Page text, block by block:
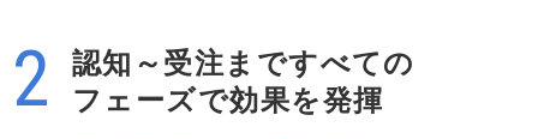
認知～受注まですべての
フェーズで効果を発揮